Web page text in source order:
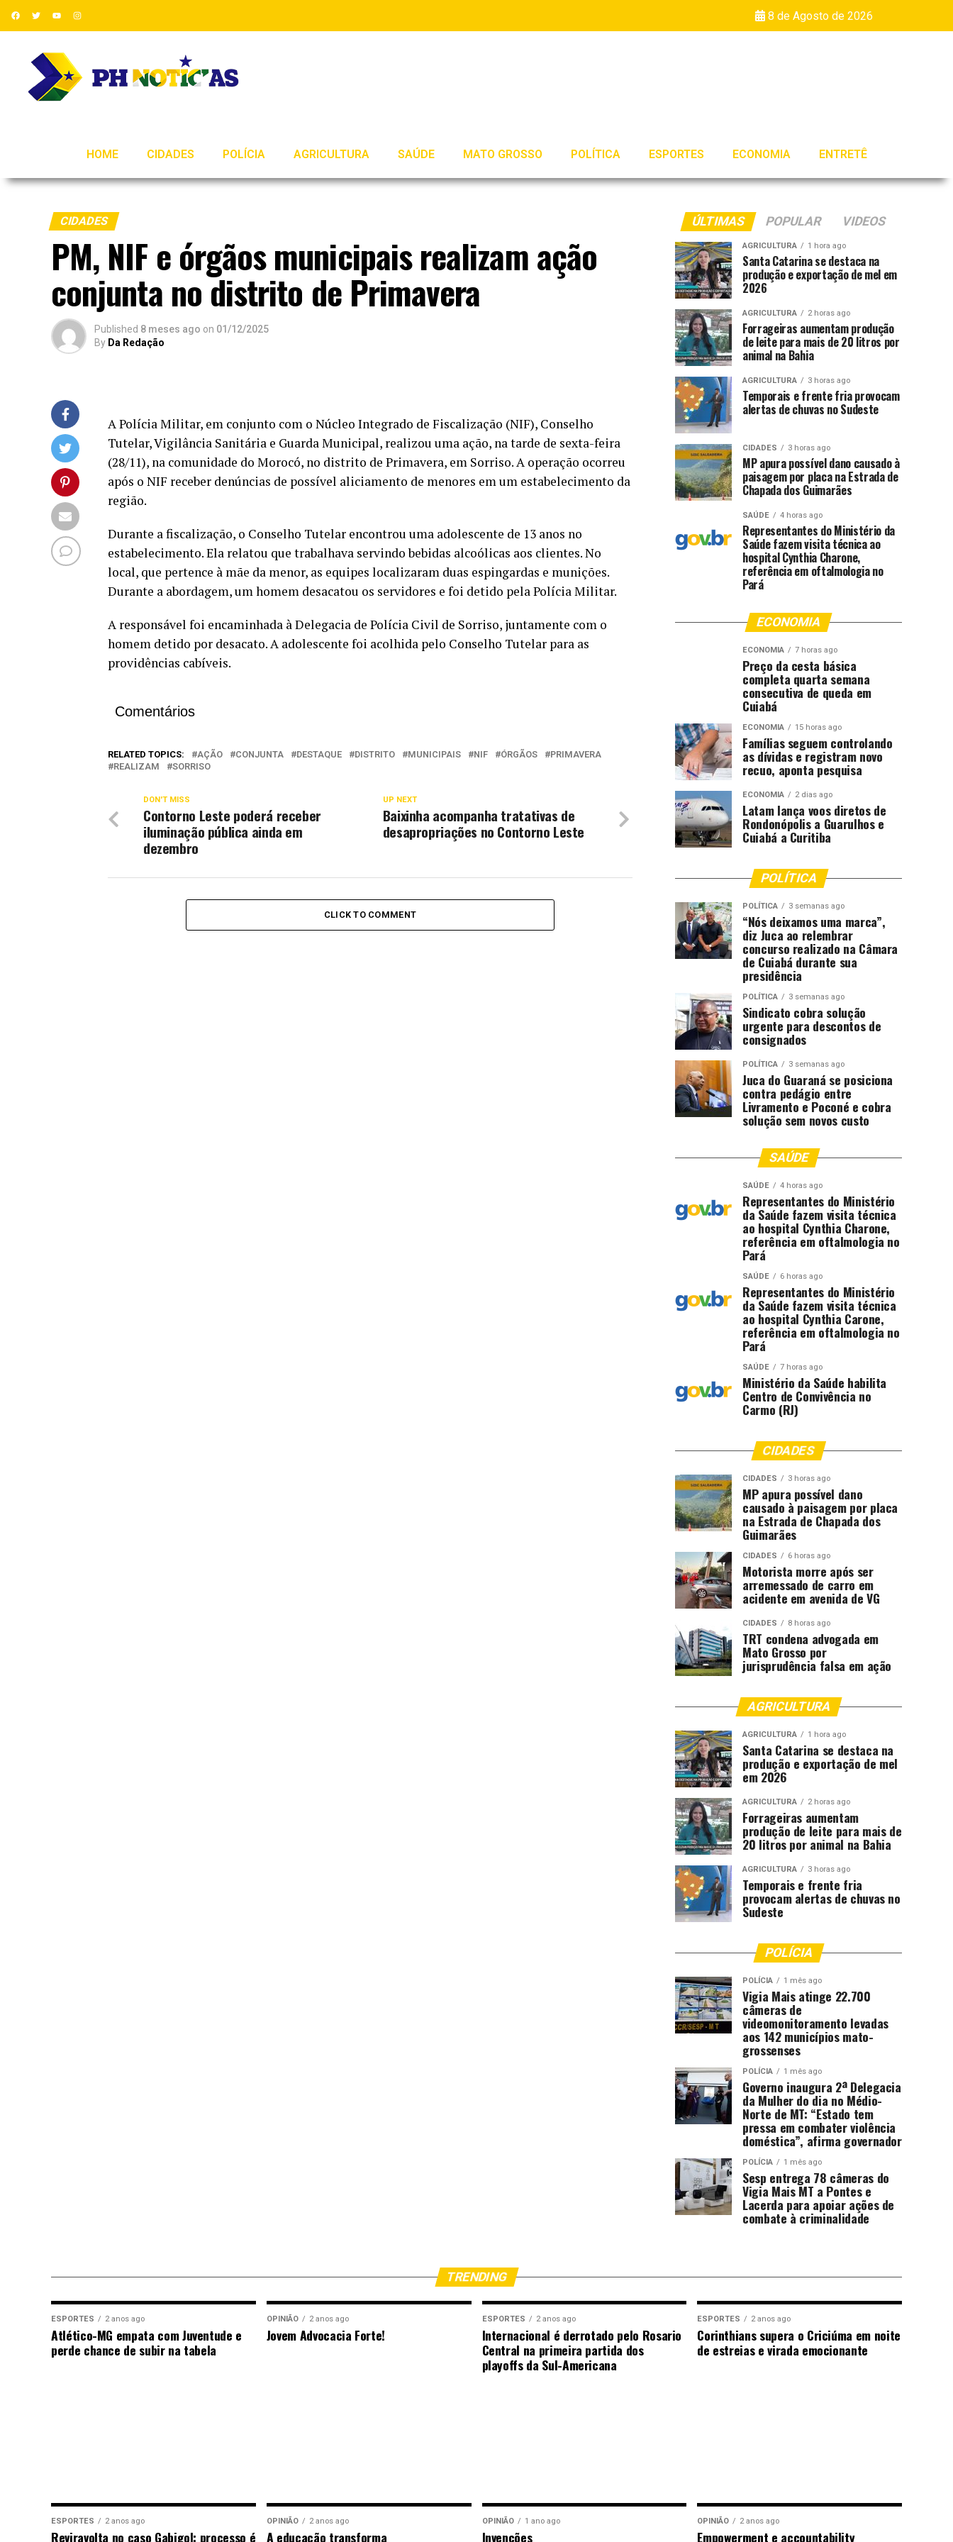
8 de Agosto de 2026
HOME CIDADES POLÍCIA AGRICULTURA SAÚDE MATO GROSSO POLÍTICA ESPORTES ECONOMIA ENTRETÊ
CIDADES
PM, NIF e órgãos municipais realizam ação
conjunta no distrito de Primavera
Published 8 meses ago on 01/12/2025
By Da Redação
A Polícia Militar, em conjunto com o Núcleo Integrado de Fiscalização (NIF), Conselho
Tutelar, Vigilância Sanitária e Guarda Municipal, realizou uma ação, na tarde de sexta-feira
(28/11), na comunidade do Morocó, no distrito de Primavera, em Sorriso. A operação ocorreu
após o NIF receber denúncias de possível aliciamento de menores em um estabelecimento da
região.
Durante a fiscalização, o Conselho Tutelar encontrou uma adolescente de 13 anos no
estabelecimento. Ela relatou que trabalhava servindo bebidas alcoólicas aos clientes. No
local, que pertence à mãe da menor, as equipes localizaram duas espingardas e munições.
Durante a abordagem, um homem desacatou os servidores e foi detido pela Polícia Militar.
A responsável foi encaminhada à Delegacia de Polícia Civil de Sorriso, juntamente com o
homem detido por desacato. A adolescente foi acolhida pelo Conselho Tutelar para as
providências cabíveis.
Comentários
RELATED TOPICS: AÇÃO CONJUNTA DESTAQUE DISTRITO MUNICIPAIS NIF ÓRGÃOS
PRIMAVERA
REALIZAM
SORRISO
UP NEXT
Baixinha acompanha tratativas de
desapropriações no Contorno Leste
DON'T MISS
Contorno Leste poderá receber
iluminação pública ainda em
dezembro
CLICK TO COMMENT
ÚLTIMAS POPULAR VIDEOS
AGRICULTURA 1 hora ago
Santa Catarina se destaca na
produção e exportação de mel em
2026
AGRICULTURA 2 horas ago
Forrageiras aumentam produção
de leite para mais de 20 litros por
animal na Bahia
AGRICULTURA 3 horas ago
Temporais e frente fria provocam
alertas de chuvas no Sudeste
CIDADES 3 horas ago
MP apura possível dano causado à
paisagem por placa na Estrada de
Chapada dos Guimarães
SAÚDE 4 horas ago
Representantes do Ministério da
Saúde fazem visita técnica ao
hospital Cynthia Charone,
referência em oftalmologia no
Pará
ECONOMIA
ECONOMIA 7 horas ago
Preço da cesta básica
completa quarta semana
consecutiva de queda em
Cuiabá
ECONOMIA 15 horas ago
Famílias seguem controlando
as dívidas e registram novo
recuo, aponta pesquisa
ECONOMIA 2 dias ago
Latam lança voos diretos de
Rondonópolis a Guarulhos e
Cuiabá a Curitiba
POLÍTICA
POLÍTICA 3 semanas ago
“Nós deixamos uma marca”,
diz Juca ao relembrar
concurso realizado na Câmara
de Cuiabá durante sua
presidência
POLÍTICA 3 semanas ago
Sindicato cobra solução
urgente para descontos de
consignados
POLÍTICA 3 semanas ago
Juca do Guaraná se posiciona
contra pedágio entre
Livramento e Poconé e cobra
solução sem novos custo
SAÚDE
SAÚDE 4 horas ago
Representantes do Ministério
da Saúde fazem visita técnica
ao hospital Cynthia Charone,
referência em oftalmologia no
Pará
SAÚDE 6 horas ago
Representantes do Ministério
da Saúde fazem visita técnica
ao hospital Cynthia Carone,
referência em oftalmologia no
Pará
SAÚDE 7 horas ago
Ministério da Saúde habilita
Centro de Convivência no
Carmo (RJ)
CIDADES
CIDADES 3 horas ago
MP apura possível dano
causado à paisagem por placa
na Estrada de Chapada dos
Guimarães
CIDADES 6 horas ago
Motorista morre após ser
arremessado de carro em
acidente em avenida de VG
CIDADES 8 horas ago
TRT condena advogada em
Mato Grosso por
jurisprudência falsa em ação
AGRICULTURA
AGRICULTURA 1 hora ago
Santa Catarina se destaca na
produção e exportação de mel
em 2026
AGRICULTURA 2 horas ago
Forrageiras aumentam
produção de leite para mais de
20 litros por animal na Bahia
AGRICULTURA 3 horas ago
Temporais e frente fria
provocam alertas de chuvas no
Sudeste
POLÍCIA
POLÍCIA 1 mês ago
Vigia Mais atinge 22.700
câmeras de
videomonitoramento levadas
aos 142 municípios mato-
grossenses
POLÍCIA 1 mês ago
Governo inaugura 2ª Delegacia
da Mulher do dia no Médio-
Norte de MT: “Estado tem
pressa em combater violência
doméstica”, afirma governador
POLÍCIA 1 mês ago
Sesp entrega 78 câmeras do
Vigia Mais MT a Pontes e
Lacerda para apoiar ações de
combate à criminalidade
TRENDING
ESPORTES 2 anos ago
Atlético-MG empata com Juventude e
perde chance de subir na tabela
OPINIÃO 2 anos ago
Jovem Advocacia Forte!
ESPORTES 2 anos ago
Internacional é derrotado pelo Rosario
Central na primeira partida dos
playoffs da Sul-Americana
ESPORTES 2 anos ago
Corinthians supera o Criciúma em noite
de estreias e virada emocionante
ESPORTES 2 anos ago
Reviravolta no caso Gabigol: processo é
OPINIÃO 2 anos ago
A educação transforma
OPINIÃO 1 ano ago
Invenções
OPINIÃO 2 anos ago
Empowerment e accountability